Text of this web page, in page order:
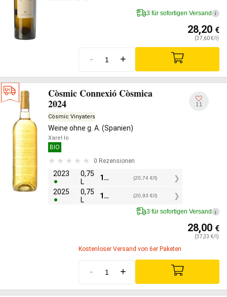
3 für sofortigen Versand i
28,20 €
(37,60 €/l)
- +
Còsmic Connexió Còsmica
2024
Còsmic Vinyaters
Weine ohne g. A. (Spanien)
Xarel·lo
BIO
0 Rezensionen
2023
0,75
L
15,55 (20,74 €/l)
2025
0,75
L
15,70 (20,93 €/l)
11
3 für sofortigen Versand i
28,00 €
(37,33 €/l)
Kostenloser Versand von 6er Paketen
- +